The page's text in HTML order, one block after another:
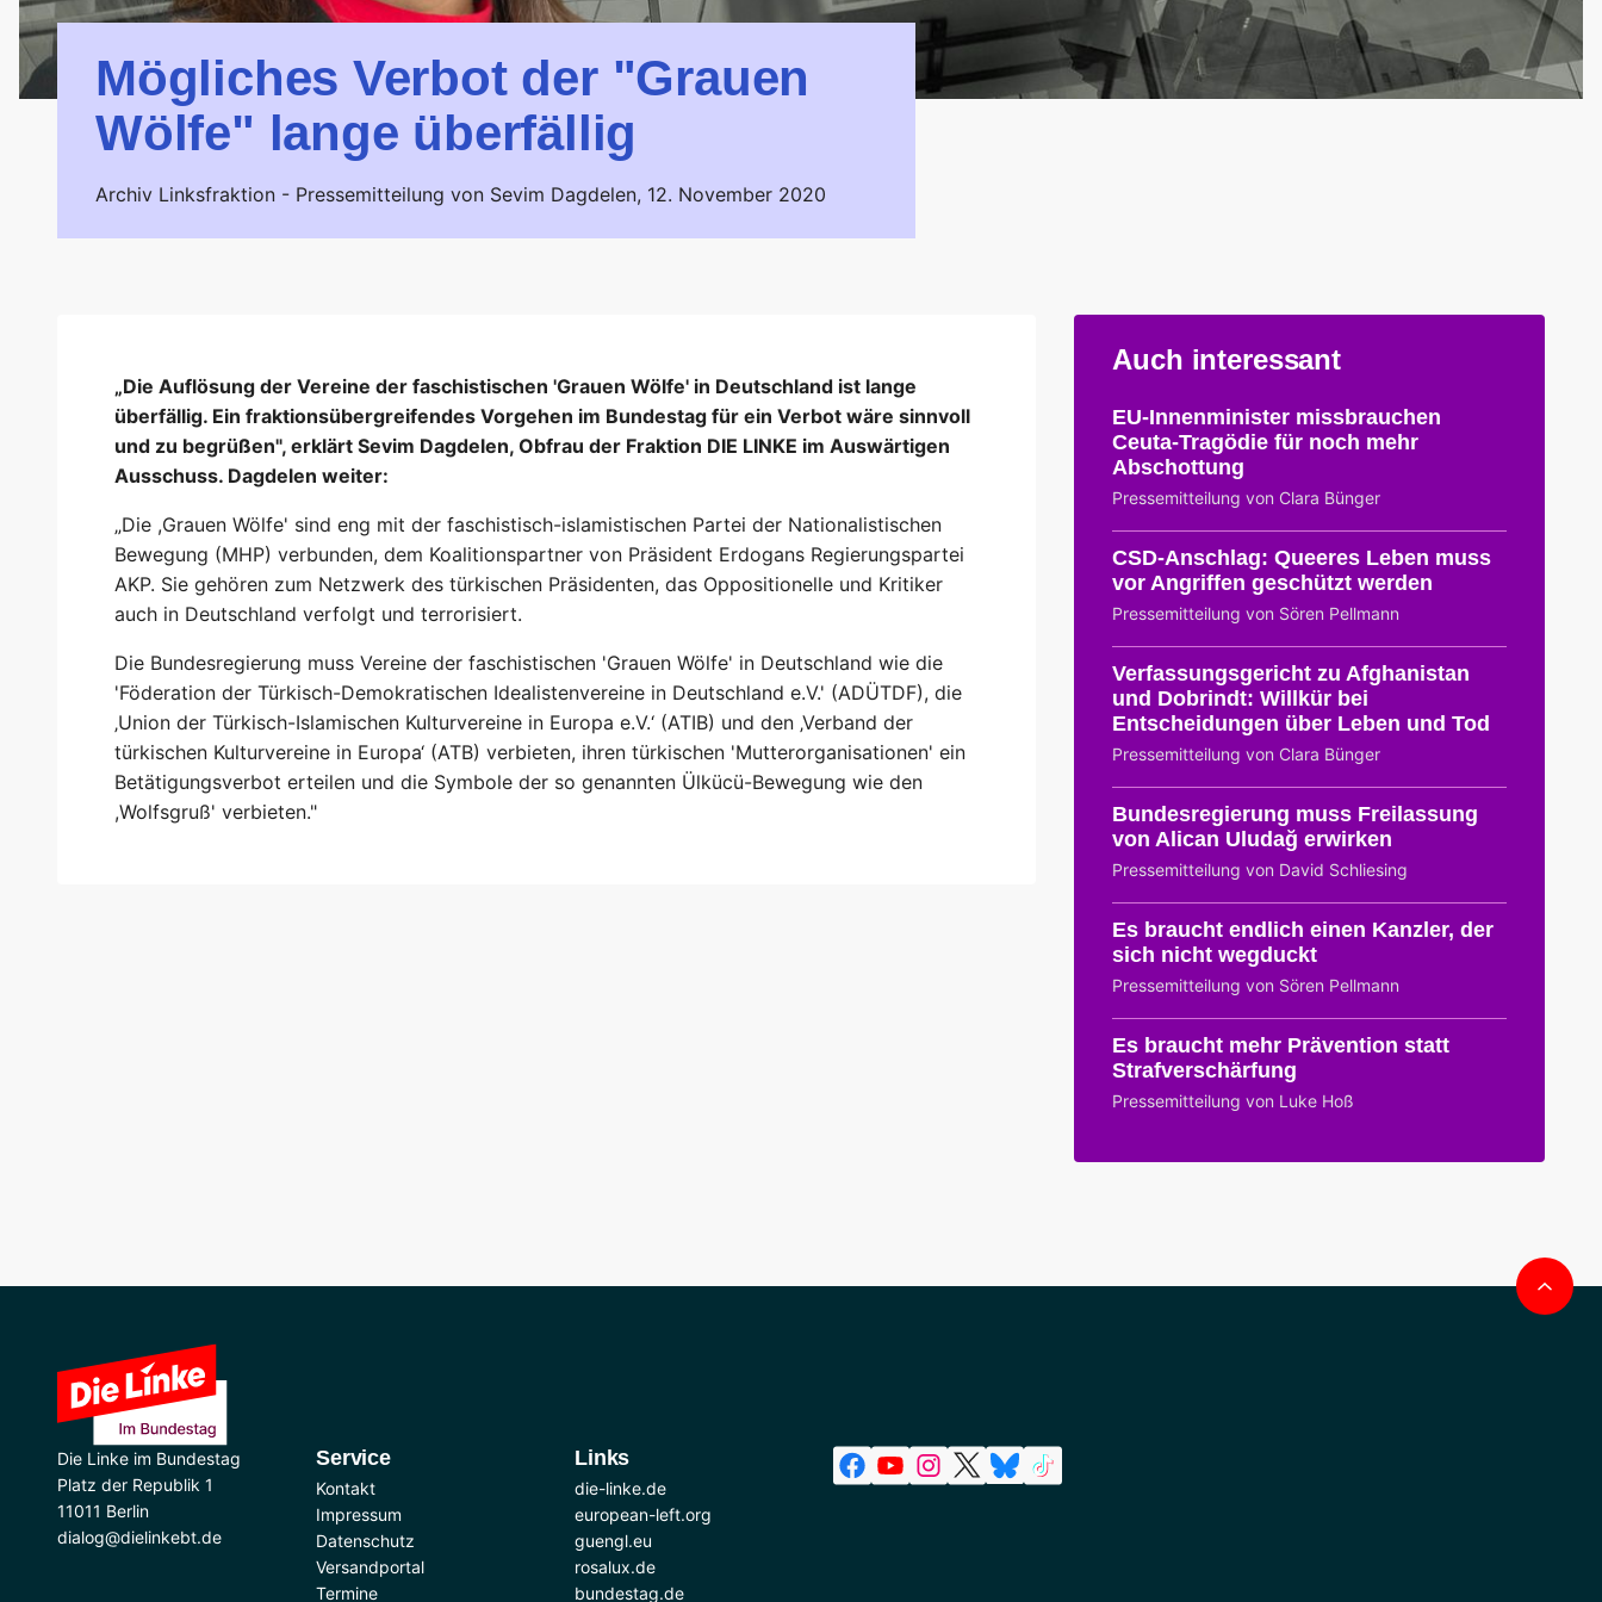
Mögliches Verbot der "Grauen
Wölfe" lange überfällig
Archiv Linksfraktion - Pressemitteilung von Sevim Dagdelen, 12. November 2020
„Die Auflösung der Vereine der faschistischen 'Grauen Wölfe' in Deutschland ist lange
überfällig. Ein fraktionsübergreifendes Vorgehen im Bundestag für ein Verbot wäre sinnvoll
und zu begrüßen", erklärt Sevim Dagdelen, Obfrau der Fraktion DIE LINKE im Auswärtigen
Ausschuss. Dagdelen weiter:
„Die ,Grauen Wölfe' sind eng mit der faschistisch-islamistischen Partei der Nationalistischen
Bewegung (MHP) verbunden, dem Koalitionspartner von Präsident Erdogans Regierungspartei
AKP. Sie gehören zum Netzwerk des türkischen Präsidenten, das Oppositionelle und Kritiker
auch in Deutschland verfolgt und terrorisiert.
Die Bundesregierung muss Vereine der faschistischen 'Grauen Wölfe' in Deutschland wie die
'Föderation der Türkisch-Demokratischen Idealistenvereine in Deutschland e.V.' (ADÜTDF), die
‚Union der Türkisch-Islamischen Kulturvereine in Europa e.V.‘ (ATIB) und den ‚Verband der
türkischen Kulturvereine in Europa‘ (ATB) verbieten, ihren türkischen 'Mutterorganisationen' ein
Betätigungsverbot erteilen und die Symbole der so genannten Ülkücü-Bewegung wie den
,Wolfsgruß' verbieten."
Auch interessant
EU-Innenminister missbrauchen
Ceuta-Tragödie für noch mehr
Abschottung
Pressemitteilung von Clara Bünger
CSD-Anschlag: Queeres Leben muss
vor Angriffen geschützt werden
Pressemitteilung von Sören Pellmann
Verfassungsgericht zu Afghanistan
und Dobrindt: Willkür bei
Entscheidungen über Leben und Tod
Pressemitteilung von Clara Bünger
Bundesregierung muss Freilassung
von Alican Uludağ erwirken
Pressemitteilung von David Schliesing
Es braucht endlich einen Kanzler, der
sich nicht wegduckt
Pressemitteilung von Sören Pellmann
Es braucht mehr Prävention statt
Strafverschärfung
Pressemitteilung von Luke Hoß
Die Linke im Bundestag
Platz der Republik 1
11011 Berlin
dialog@dielinkebt.de
Service
Kontakt
Impressum
Datenschutz
Versandportal
Termine
Links
die-linke.de
european-left.org
guengl.eu
rosalux.de
bundestag.de